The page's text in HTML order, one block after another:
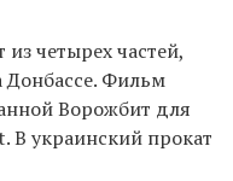
четырех частей,
Фильм
Ворожбит для
В украинский прокат